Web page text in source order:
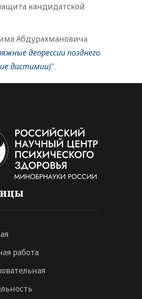
кандидатской
Абдурахмановича
депрессии позднего
дистимии)".
работа